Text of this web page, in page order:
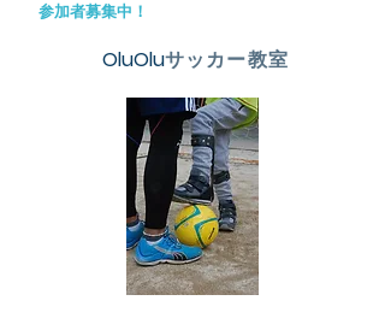
参加者募集中！
OluOluサッカー教室